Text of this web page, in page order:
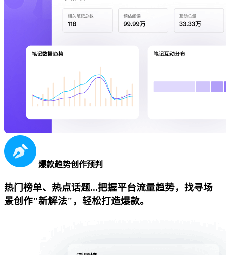
爆款趋势创作预判
热门榜单、热点话题...把握平台流量趋势，找寻场
景创作"新解法"，轻松打造爆款。